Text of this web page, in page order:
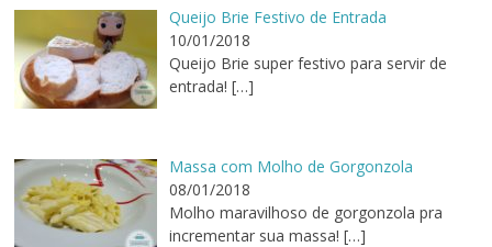
Queijo Brie Festivo de Entrada
10/01/2018
Queijo Brie super festivo para servir de
entrada! […]
Massa com Molho de Gorgonzola
08/01/2018
Molho maravilhoso de gorgonzola pra
incrementar sua massa! […]